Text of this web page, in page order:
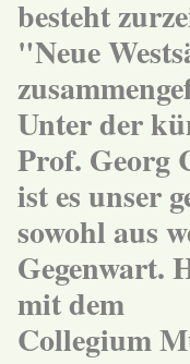
besteht
"Neue
Unter der
Prof. Georg
ist es unser
sowohl aus
Gegenwart.
mit dem
Collegium